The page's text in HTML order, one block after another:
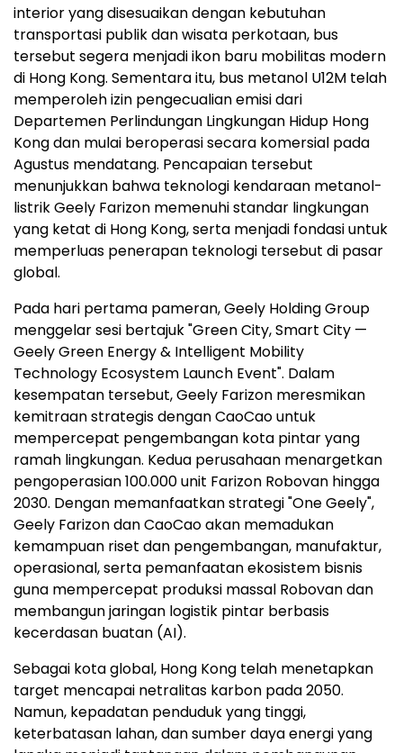
interior yang disesuaikan dengan kebutuhan
transportasi publik dan wisata perkotaan, bus
tersebut segera menjadi ikon baru mobilitas modern
di Hong Kong. Sementara itu, bus metanol U12M telah
memperoleh izin pengecualian emisi dari
Departemen Perlindungan Lingkungan Hidup Hong
Kong dan mulai beroperasi secara komersial pada
Agustus mendatang. Pencapaian tersebut
menunjukkan bahwa teknologi kendaraan metanol-
listrik Geely Farizon memenuhi standar lingkungan
yang ketat di Hong Kong, serta menjadi fondasi untuk
memperluas penerapan teknologi tersebut di pasar
global.
Pada hari pertama pameran, Geely Holding Group
menggelar sesi bertajuk "Green City, Smart City —
Geely Green Energy & Intelligent Mobility
Technology Ecosystem Launch Event". Dalam
kesempatan tersebut, Geely Farizon meresmikan
kemitraan strategis dengan CaoCao untuk
mempercepat pengembangan kota pintar yang
ramah lingkungan. Kedua perusahaan menargetkan
pengoperasian 100.000 unit Farizon Robovan hingga
2030. Dengan memanfaatkan strategi "One Geely",
Geely Farizon dan CaoCao akan memadukan
kemampuan riset dan pengembangan, manufaktur,
operasional, serta pemanfaatan ekosistem bisnis
guna mempercepat produksi massal Robovan dan
membangun jaringan logistik pintar berbasis
kecerdasan buatan (AI).
Sebagai kota global, Hong Kong telah menetapkan
target mencapai netralitas karbon pada 2050.
Namun, kepadatan penduduk yang tinggi,
keterbatasan lahan, dan sumber daya energi yang